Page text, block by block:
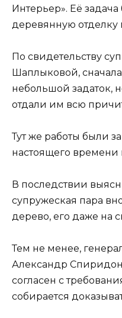
Интерьер». Её
деревянную
По свидетельству
Шаплыковой,
небольшой задаток,
отдали им всю
Тут же работы были
настоящего времени
В последствии
супружеская пара
дерево, его даже на
Тем не менее,
Александр
согласен с
собирается